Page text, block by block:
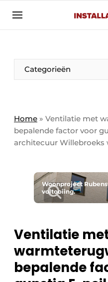
Aanmelden
Banner overzicht
Bedrijven
Contact
Evenement
Nieuwsbrief
Podcasts
Vacature
Vacatures
Video’s
Categorieën
Algemeen
Solar
Sanitair
Home » Ventilatie met
bepalende factor voor
architecuur Willebroeks
Woonproject
voltooiing.
Ventilatie
bepalende